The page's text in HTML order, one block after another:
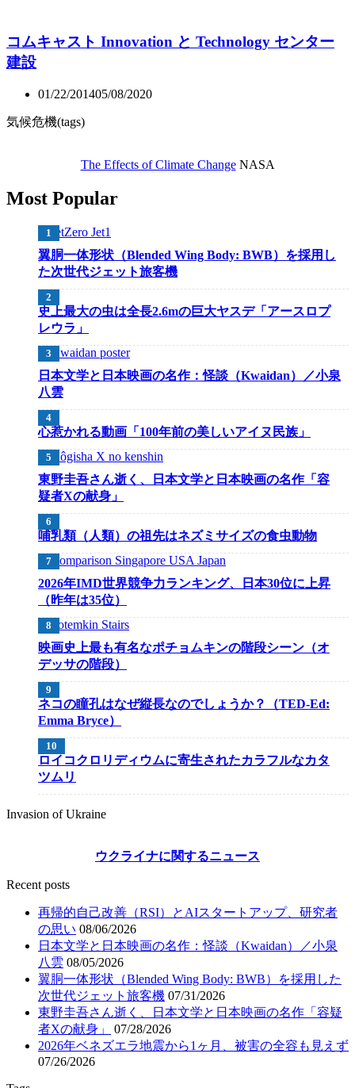
コムキャスト Innovation と Technology センター
建設
01/22/201405/08/2020
気候危機(tags)
The Effects of Climate ChangeNASA
Most Popular
翼胴一体形状（Blended Wing Body: BWB）を採用し
た次世代ジェット旅客機
史上最大の虫は全長2.6mの巨大ヤスデ「アースロプ
レウラ」
日本文学と日本映画の名作：怪談（Kwaidan）／小泉
八雲
心惹かれる動画「100年前の美しいアイヌ民族」
東野圭吾さん逝く、日本文学と日本映画の名作「容
疑者Xの献身」
哺乳類（人類）の祖先はネズミサイズの食虫動物
2026年IMD世界競争力ランキング、日本30位に上昇
（昨年は35位）
映画史上最も有名なポチョムキンの階段シーン（オ
デッサの階段）
ネコの瞳孔はなぜ縦長なのでしょうか？（TED-Ed:
Emma Bryce）
ロイコクロリディウムに寄生されたカラフルなカタ
ツムリ
Invasion of Ukraine
ウクライナに関するニュース
Recent posts
再帰的自己改善（RSI）とAIスタートアップ、研究者
の思い 08/06/2026
日本文学と日本映画の名作：怪談（Kwaidan）／小泉
八雲 08/05/2026
翼胴一体形状（Blended Wing Body: BWB）を採用した
次世代ジェット旅客機 07/31/2026
東野圭吾さん逝く、日本文学と日本映画の名作「容疑
者Xの献身」
07/28/2026
2026年ベネズエラ地震から1ヶ月、被害の全容も見えず
07/26/2026